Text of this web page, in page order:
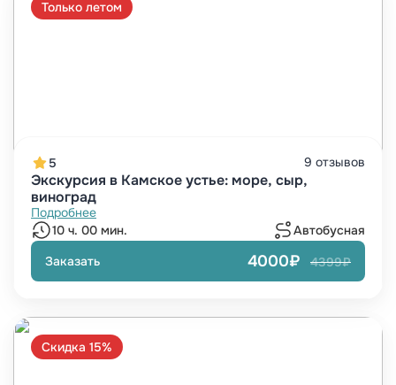
Только летом
5 9 отзывов
Экскурсия в Камское устье: море, сыр,
виноград
Подробнее
10 ч. 00 мин.
Автобусная
Заказать
4000₽ 4399₽
Скидка 15%